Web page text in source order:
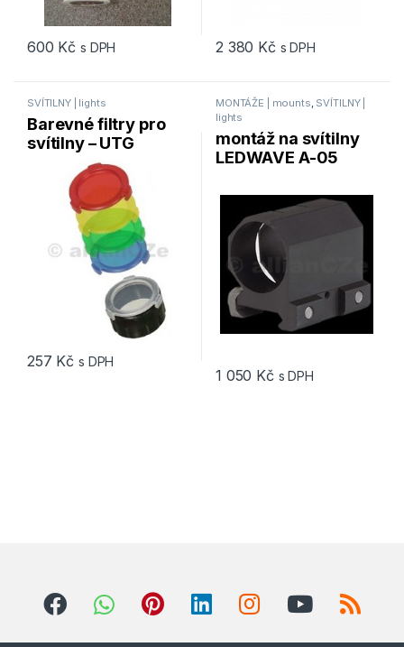
600 Kč s DPH 2 380 Kč s DPH
SVÍTILNY | lights
Barevné filtry pro
svítilny – UTG
42mm Five Color
Switchable
Flashlight Lens
Filters
257 Kč s DPH
MONTÁŽE | mounts, SVÍTILNY |
lights
montáž na svítilny
LEDWAVE A-05
1 050 Kč s DPH